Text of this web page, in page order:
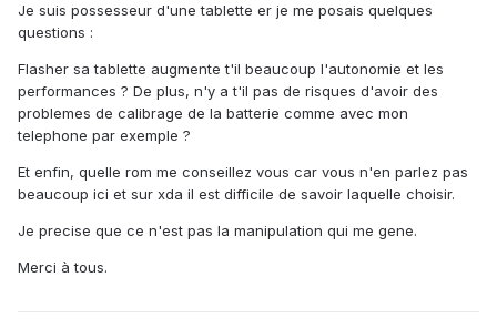
Je suis possesseur d'une tablette er je me posais quelques
questions :
Flasher sa tablette augmente t'il beaucoup l'autonomie et les
performances ? De plus, n'y a t'il pas de risques d'avoir des
problemes de calibrage de la batterie comme avec mon
telephone par exemple ?
Et enfin, quelle rom me conseillez vous car vous n'en parlez pas
beaucoup ici et sur xda il est difficile de savoir laquelle choisir.
Je precise que ce n'est pas la manipulation qui me gene.
Merci à tous.